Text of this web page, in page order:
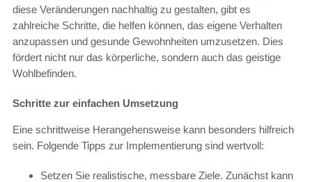
diese Veränderungen nachhaltig zu gestalten, gibt es
zahlreiche Schritte, die helfen können, das eigene Verhalten
anzupassen und gesunde Gewohnheiten umzusetzen. Dies
fördert nicht nur das körperliche, sondern auch das geistige
Wohlbefinden.
Schritte zur einfachen Umsetzung
Eine schrittweise Herangehensweise kann besonders hilfreich
sein. Folgende Tipps zur Implementierung sind wertvoll:
Setzen Sie realistische, messbare Ziele. Zunächst kann